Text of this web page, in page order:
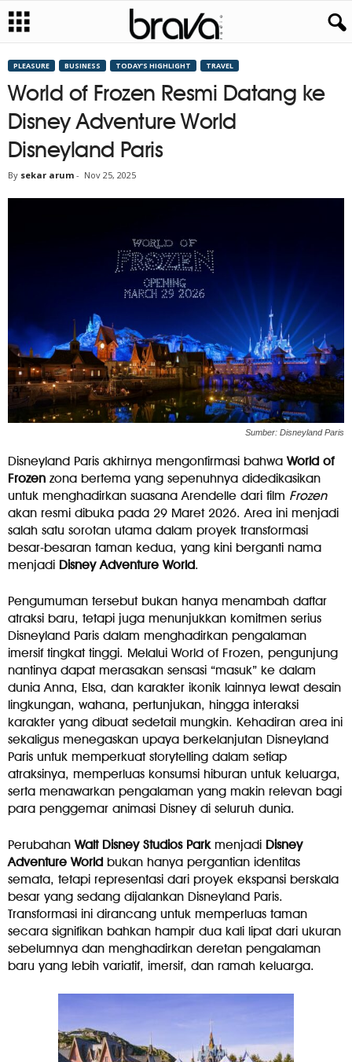
PLEASURE BUSINESS TODAY’S HIGHLIGHT TRAVEL
World of Frozen Resmi Datang ke
Disney Adventure World
Disneyland Paris
By sekar arum - Nov 25, 2025
Sumber: Disneyland Paris
Disneyland Paris akhirnya mengonfirmasi bahwaWorld of
Frozen zona bertema yang sepenuhnya didedikasikan
untuk menghadirkan suasana Arendelle dari film Frozen
akan resmi dibuka pada 29 Maret 2026. Area ini menjadi
salah satu sorotan utama dalam proyek transformasi
besar-besaran taman kedua, yang kini berganti nama
menjadi Disney Adventure World.
Pengumuman tersebut bukan hanya menambah daftar
atraksi baru, tetapi juga menunjukkan komitmen serius
Disneyland Paris dalam menghadirkan pengalaman
imersif tingkat tinggi. Melalui World of Frozen, pengunjung
nantinya dapat merasakan sensasi “masuk” ke dalam
dunia Anna, Elsa, dan karakter ikonik lainnya lewat desain
lingkungan, wahana, pertunjukan, hingga interaksi
karakter yang dibuat sedetail mungkin. Kehadiran area ini
sekaligus menegaskan upaya berkelanjutan Disneyland
Paris untuk memperkuat storytelling dalam setiap
atraksinya, memperluas konsumsi hiburan untuk keluarga,
serta menawarkan pengalaman yang makin relevan bagi
para penggemar animasi Disney di seluruh dunia.
PerubahanWalt Disney Studios Park menjadi Disney
Adventure World bukan hanya pergantian identitas
semata, tetapi representasi dari proyek ekspansi berskala
besar yang sedang dijalankan Disneyland Paris.
Transformasi ini dirancang untuk memperluas taman
secara signifikan bahkan hampir dua kali lipat dari ukuran
sebelumnya dan menghadirkan deretan pengalaman
baru yang lebih variatif, imersif, dan ramah keluarga.